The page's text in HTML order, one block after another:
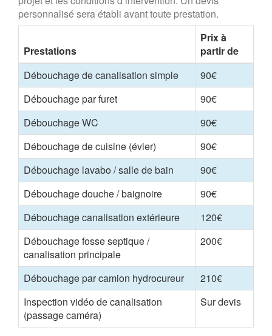
personnalisé sera établi avant toute prestation.
Prestations
Prix à
partir de
Débouchage de canalisation simple
90€
Débouchage par furet
90€
Débouchage WC
90€
Débouchage de cuisine (évier)
90€
Débouchage lavabo / salle de bain
90€
Débouchage douche / baignoire
90€
Débouchage canalisation extérieure
120€
Débouchage fosse septique /
canalisation principale
200€
Débouchage par camion hydrocureur
210€
Inspection vidéo de canalisation
(passage caméra)
Sur devis